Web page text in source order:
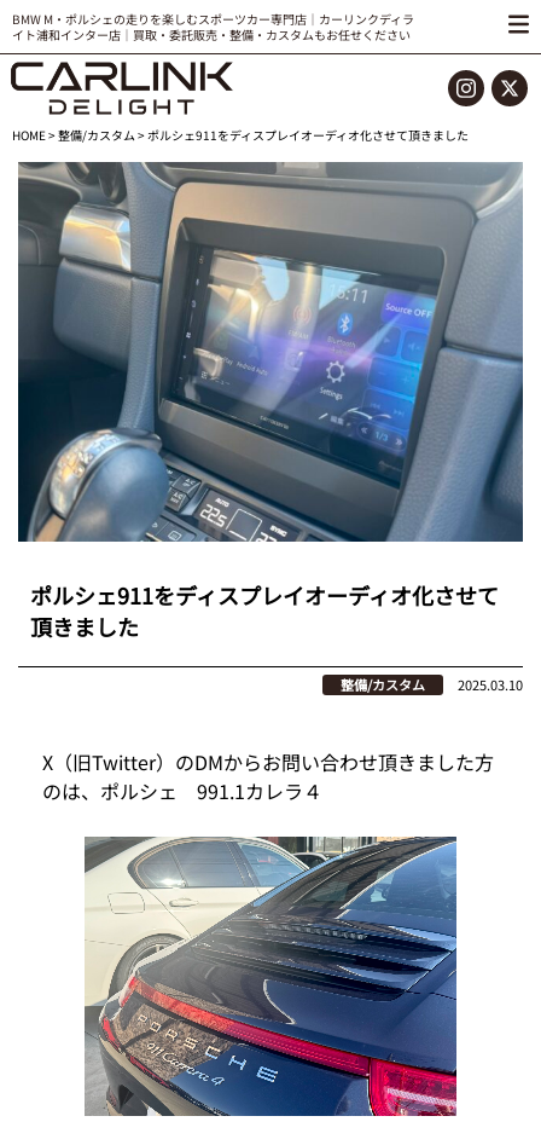
BMW M・ポルシェの走りを楽しむスポーツカー専門店｜カーリンクディラ
イト浦和インター店｜買取・委託販売・整備・カスタムもお任せください
HOME>整備/カスタム> ポルシェ911をディスプレイオーディオ化させて頂きました
ポルシェ911をディスプレイオーディオ化させて
頂きました
整備/カスタム 2025.03.10
X（旧Twitter）のDMからお問い合わせ頂きました方
のは、ポルシェ 991.1カレラ４